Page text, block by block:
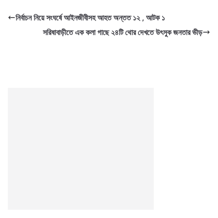
নির্বাচন নিয়ে সংঘর্ষে আইনজীবীসহ আহত অন্তত ১২ , আটক ১
সরিষাবাড়ীতে এক কলা গাছে ২৪টি থোর দেখতে উৎসুক জনতার ভীড়